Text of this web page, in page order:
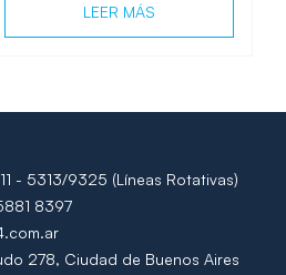
LEER MÁS
- 5313/9325 (Líneas Rotativas)
8397
278, Ciudad de Buenos Aires